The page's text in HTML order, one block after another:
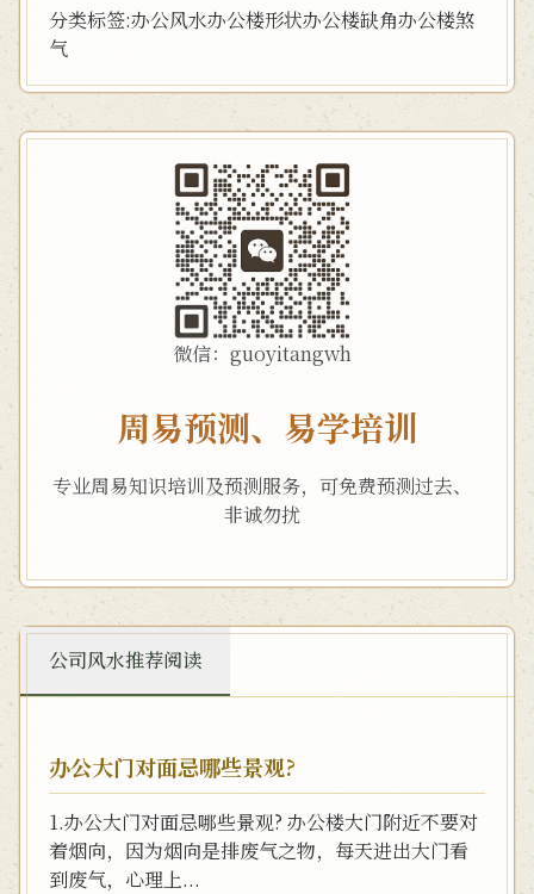
分类标签:办公风水办公楼形状办公楼缺角办公楼煞
气
微信：guoyitangwh
周易预测、易学培训
专业周易知识培训及预测服务，可免费预测过去、
非诚勿扰
公司风水推荐阅读
办公大门对面忌哪些景观?
1.办公大门对面忌哪些景观? 办公楼大门附近不要对
着烟向，因为烟向是排废气之物，每天进出大门看
到废气，心理上...